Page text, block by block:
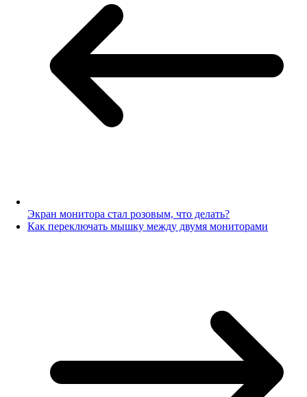
Экран монитора стал розовым, что делать?
Как переключать мышку между двумя мониторами